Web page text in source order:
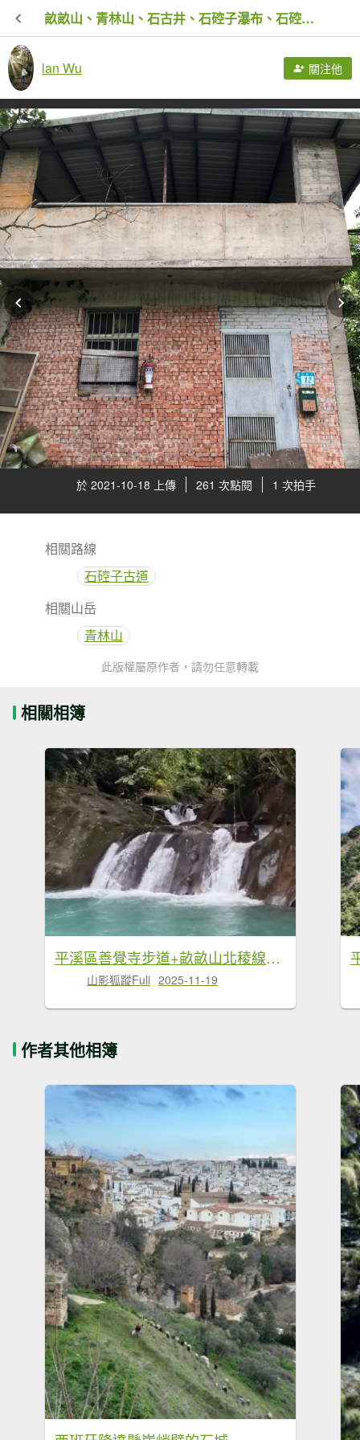
畝畝山、青林山、石古井、石硿子瀑布、石硿子古道O走
lan Wu 關注他
於 2021-10-18 上傳 261 次點閱 1 次拍手
相關路線
石硿子古道
相關山岳
青林山
此版權屬原作者，請勿任意轉載
相關相簿
平溪區善覺寺步道+畝畝山北稜線+畝畝山+石硿子瀑布+灰窯瀑布O型
山影狐蹤Fuli 2025-11-19
作者其他相簿